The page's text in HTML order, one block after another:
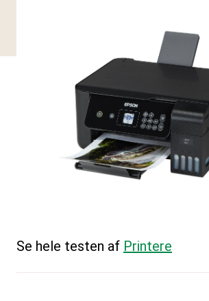
Se hele testen af Printere